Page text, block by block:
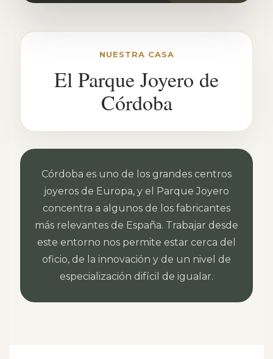
NUESTRA CASA
El Parque Joyero de
Córdoba
Córdoba es uno de los grandes centros
joyeros de Europa, y el Parque Joyero
concentra a algunos de los fabricantes
más relevantes de España. Trabajar desde
este entorno nos permite estar cerca del
oficio, de la innovación y de un nivel de
especialización difícil de igualar.